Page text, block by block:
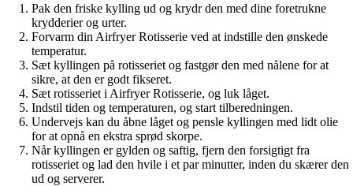
Pak den friske kylling ud og krydr den med dine foretrukne
krydderier og urter.
Forvarm din Airfryer Rotisserie ved at indstille den ønskede
temperatur.
Sæt kyllingen på rotisseriet og fastgør den med nålene for at
sikre, at den er godt fikseret.
Sæt rotisseriet i Airfryer Rotisserie, og luk låget.
Indstil tiden og temperaturen, og start tilberedningen.
Undervejs kan du åbne låget og pensle kyllingen med lidt olie
for at opnå en ekstra sprød skorpe.
Når kyllingen er gylden og saftig, fjern den forsigtigt fra
rotisseriet og lad den hvile i et par minutter, inden du skærer den
ud og serverer.